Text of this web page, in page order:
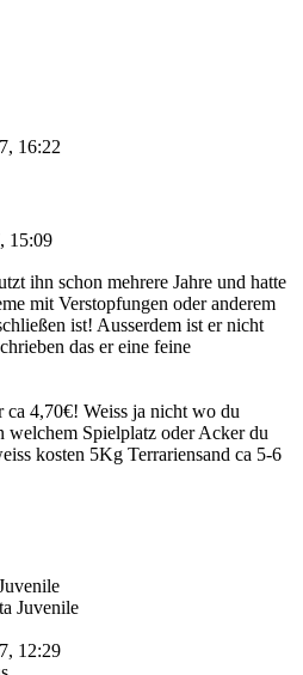
16:22
15:09
ihn schon mehrere Jahre und hatte
mit Verstopfungen oder anderem
ist! Ausserdem ist er nicht
das er eine feine
4,70€! Weiss ja nicht wo du
welchem Spielplatz oder Acker du
kosten 5Kg Terrariensand ca 5-6
12:29